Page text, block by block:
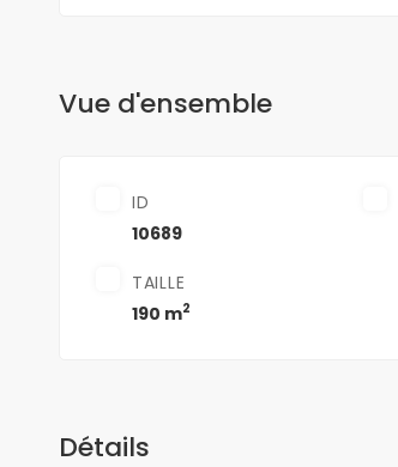
Vue d'ensemble
ID
10689
TAILLE
190 m2
Détails